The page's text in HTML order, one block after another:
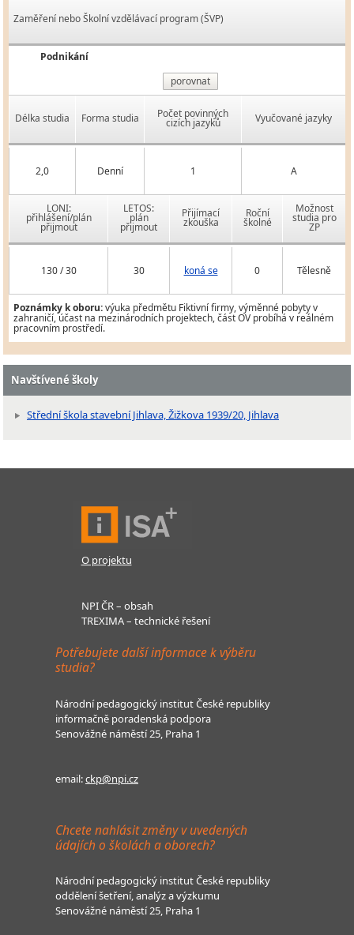
Zaměření nebo Školní vzdělávací program (ŠVP)
Podnikání
porovnat
Délka studia Forma studia Počet povinných
cizích jazyků Vyučované jazyky
2,0 Denní 1 A
LONI:
přihlášení/plán
přijmout
LETOS:
plán
přijmout
Přijímací
zkouška
Roční
školné
Možnost
studia pro
ZP
130 / 30 30 koná se 0 Tělesně
Poznámky k oboru:výuka předmětu Fiktivní firmy, výměnné pobyty v
zahraničí, účast na mezinárodních projektech, část OV probíhá v reálném
pracovním prostředí.
Navštívené školy
Střední škola stavební Jihlava, Žižkova 1939/20, Jihlava
O projektu
NPI ČR – obsah
TREXIMA – technické řešení
Potřebujete další informace k výběru
studia?
Národní pedagogický institut České republiky
informačně poradenská podpora
Senovážné náměstí 25, Praha 1
email:ckp@npi.cz
Chcete nahlásit změny v uvedených
údajích o školách a oborech?
Národní pedagogický institut České republiky
oddělení šetření, analýz a výzkumu
Senovážné náměstí 25, Praha 1